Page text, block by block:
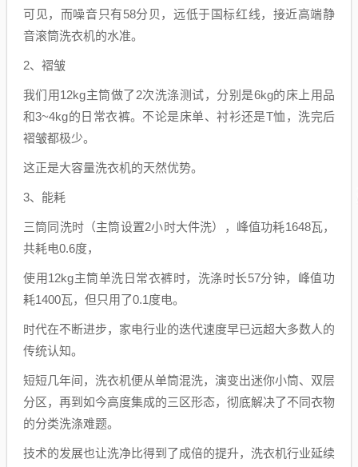
可见，而噪音只有58分贝，远低于国标红线，接近高端静
音滚筒洗衣机的水准。
2、褶皱
我们用12kg主筒做了2次洗涤测试，分别是6kg的床上用品
和3~4kg的日常衣裤。不论是床单、衬衫还是T恤，洗完后
褶皱都极少。
这正是大容量洗衣机的天然优势。
3、能耗
三筒同洗时（主筒设置2小时大件洗），峰值功耗1648瓦，
共耗电0.6度，
使用12kg主筒单洗日常衣裤时，洗涤时长57分钟，峰值功
耗1400瓦，但只用了0.1度电。
时代在不断进步，家电行业的迭代速度早已远超大多数人的
传统认知。
短短几年间，洗衣机便从单筒混洗，演变出迷你小筒、双层
分区，再到如今高度集成的三区形态，彻底解决了不同衣物
的分类洗涤难题。
技术的发展也让洗净比得到了成倍的提升，洗衣机行业延续